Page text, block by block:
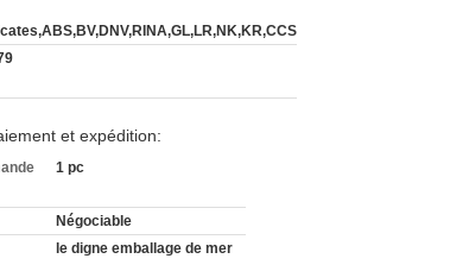
et expédition:
1 pc
Négociable
le digne emballage de mer